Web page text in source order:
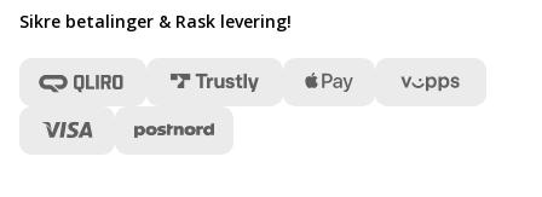
Sikre betalinger & Rask levering!